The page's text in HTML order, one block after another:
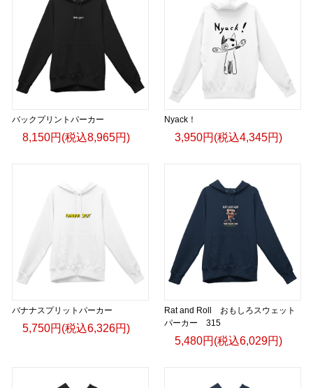
バックプリントパーカー
8,150円(税込8,965円)
Nyack！
3,950円(税込4,345円)
バナナスプリットパーカー
5,750円(税込6,326円)
Rat and Roll おもしろスウェット
パーカー 315
5,480円(税込6,029円)